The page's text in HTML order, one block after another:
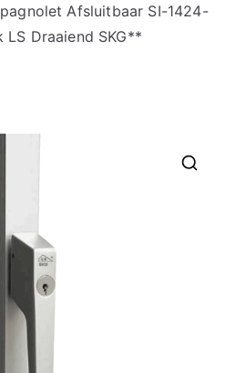
Afsluitbaar SI-1424-
Draaiend SKG**